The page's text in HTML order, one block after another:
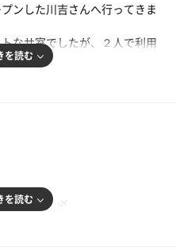
ンした川吉さんへ行ってきま
なサ室でしたが、２人で利用
。
っていて狭い分温度も上がり
キンキンに冷えた水が出てい
ました。
室やトイレが室内に２つ用意
ント。
共有部にトイレがあったりす
り・・・
を読む
い香り…🌿
リュするとすぐに熱くな
を読む